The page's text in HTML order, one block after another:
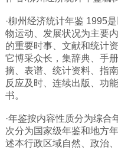
山西
黑龙江
吉林
辽宁
内蒙
青海
·柳州经济统计年鉴 1995
物运动、发展状况为主要
的重要时事、文献和统计
它博采众长，集辞典、手
摘、表谱、统计资料、指
反应及时、连续出版、功
书。
·年鉴按内容性质分为综
次分为国家级年鉴和地方
述本行政区域自然、政治